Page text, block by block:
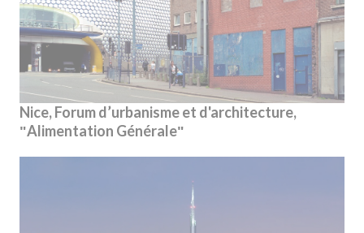
Nice, Forum d’urbanisme et d'architecture,
ʺAlimentation Généraleʺ